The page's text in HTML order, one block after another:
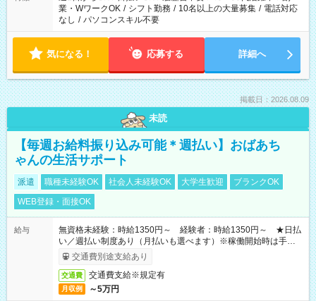
業・WワークOK / シフト勤務 / 10名以上の大量募集 / 電話対応
なし / パソコンスキル不要
気になる！ 応募する 詳細へ
掲載日：2026.08.09
未読
【毎週お給料振り込み可能＊週払い】おばあち
ゃんの生活サポート
派遣 職種未経験OK 社会人未経験OK 大学生歓迎
ブランクOK
WEB登録・面接OK
給与
無資格未経験：時給1350円～ 経験者：時給1350円～ ★日払
い／週払い制度あり（月払いも選べます）※稼働開始時は手続き
完了次第のお支払いとなります。
交通費別途支給あり
交通費 交通費支給※規定有
月収例 ～5万円